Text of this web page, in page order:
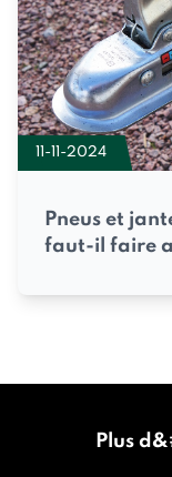
11-11-2024
Pneus et
faut-il faire
Plus